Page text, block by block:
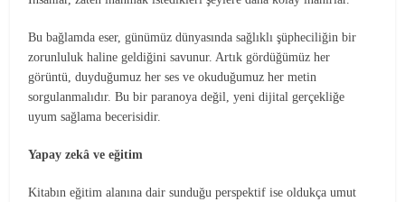
Bu bağlamda eser, günümüz dünyasında sağlıklı şüpheciliğin bir
zorunluluk haline geldiğini savunur. Artık gördüğümüz her
görüntü, duyduğumuz her ses ve okuduğumuz her metin
sorgulanmalıdır. Bu bir paranoya değil, yeni dijital gerçekliğe
uyum sağlama becerisidir.
Yapay zekâ ve eğitim
Kitabın eğitim alanına dair sunduğu perspektif ise oldukça umut